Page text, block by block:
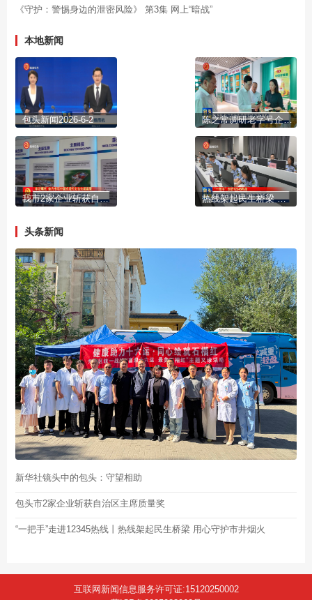
《守护：警惕身边的泄密风险》 第3集 网上“暗战”
本地新闻
包头新闻2026-6-2 陈之常调研老字号企业创新发展工作
我市2家企业斩获自治区主席质量奖 热线架起民生桥梁 用心守护市井烟火
头条新闻
新华社镜头中的包头：守望相助
包头市2家企业斩获自治区主席质量奖
“一把手”走进12345热线丨热线架起民生桥梁 用心守护市井烟火
互联网新闻信息服务许可证:15120250002